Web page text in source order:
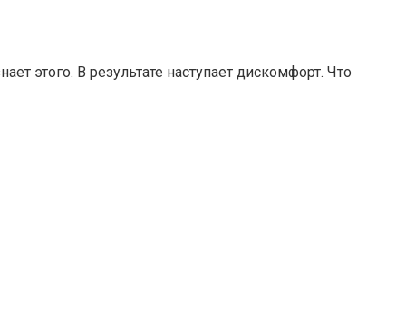
этого. В результате наступает дискомфорт. Что